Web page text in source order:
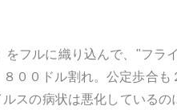
をフルに織り込んで、"フ
００ドル割れ。公定歩合
スの病状は悪化している